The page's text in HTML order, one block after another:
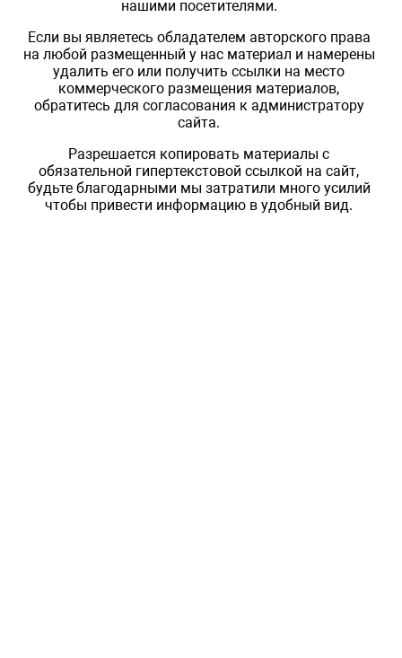
нашими посетителями.
Если вы являетесь обладателем авторского права
на любой размещенный у нас материал и намерены
удалить его или получить ссылки на место
коммерческого размещения материалов,
обратитесь для согласования к администратору
сайта.
Разрешается копировать материалы с
обязательной гипертекстовой ссылкой на сайт,
будьте благодарными мы затратили много усилий
чтобы привести информацию в удобный вид.